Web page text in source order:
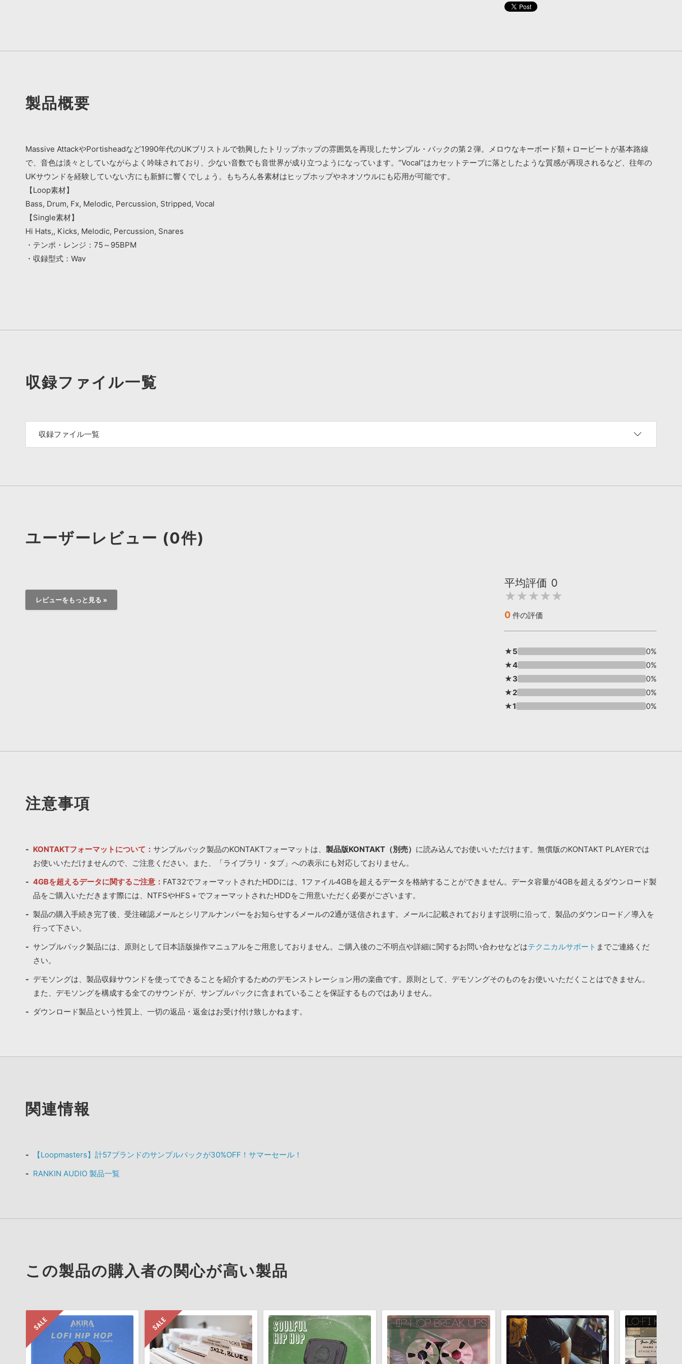
製品概要
Massive AttackやPortisheadなど1990年代のUKブリストルで勃興したトリップホップの雰囲気を再現したサンプル・パックの第２弾。メロウなキーボード類＋ロービートが基本路線
で、音色は淡々としていながらよく吟味されており、少ない音数でも音世界が成り立つようになっています。“Vocal”はカセットテープに落としたような質感が再現されるなど、往年の
UKサウンドを経験していない方にも新鮮に響くでしょう。もちろん各素材はヒップホップやネオソウルにも応用が可能です。
【Loop素材】
Bass, Drum, Fx, Melodic, Percussion, Stripped, Vocal
【Single素材】
Hi Hats,, Kicks, Melodic, Percussion, Snares
・テンポ・レンジ：75～95BPM
・収録型式：Wav
収録ファイル一覧
収録ファイル一覧
ユーザーレビュー (0件)
平均評価 0
★★★★★
0 件の評価
★5
0%
★4
0%
★3
0%
★2
0%
★1
0%
レビューをもっと見る »
注意事項
KONTAKTフォーマットについて： サンプルパック製品のKONTAKTフォーマットは、 製品版KONTAKT（別売） に読み込んでお使いいただけます。無償版のKONTAKT PLAYERでは
お使いいただけませんので、ご注意ください。また、「ライブラリ・タブ」への表示にも対応しておりません。
4GBを超えるデータに関するご注意： FAT32でフォーマットされたHDDには、1ファイル4GBを超えるデータを格納することができません。データ容量が4GBを超えるダウンロード製
品をご購入いただきます際には、NTFSやHFS＋でフォーマットされたHDDをご用意いただく必要がございます。
製品の購入手続き完了後、受注確認メールとシリアルナンバーをお知らせするメールの2通が送信されます。メールに記載されております説明に沿って、製品のダウンロード／導入を
行って下さい。
サンプルパック製品には、原則として日本語版操作マニュアルをご用意しておりません。ご購入後のご不明点や詳細に関するお問い合わせなどはテクニカルサポート までご連絡くだ
さい。
デモソングは、製品収録サウンドを使ってできることを紹介するためのデモンストレーション用の楽曲です。原則として、デモソングそのものをお使いいただくことはできません。
また、デモソングを構成する全てのサウンドが、サンプルパックに含まれていることを保証するものではありません。
ダウンロード製品という性質上、一切の返品・返金はお受け付け致しかねます。
関連情報
【Loopmasters】計57ブランドのサンプルパックが30%OFF！サマーセール！
RANKIN AUDIO 製品一覧
この製品の購入者の関心が高い製品